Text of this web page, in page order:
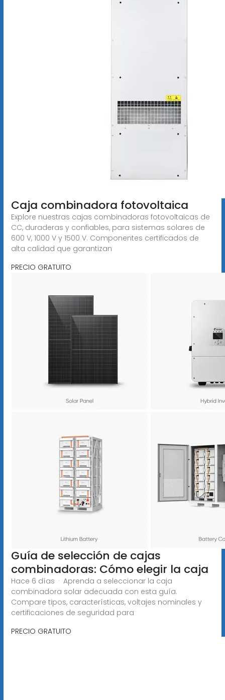
Caja combinadora fotovoltaica
Explore nuestras cajas combinadoras fotovoltaicas de
CC, duraderas y confiables, para sistemas solares de
600 V, 1000 V y 1500 V. Componentes certificados de
alta calidad que garantizan
PRECIO GRATUITO
Guía de selección de cajas
combinadoras: Cómo elegir la caja
Hace 6 días · Aprenda a seleccionar la caja
combinadora solar adecuada con esta guía.
Compare tipos, características, voltajes nominales y
certificaciones de seguridad para
PRECIO GRATUITO